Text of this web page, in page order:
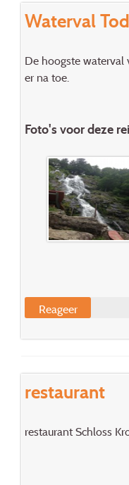
Waterval
De hoogste waterval
er na toe.
Foto's voor deze
Reageer
restaurant
restaurant Schloss